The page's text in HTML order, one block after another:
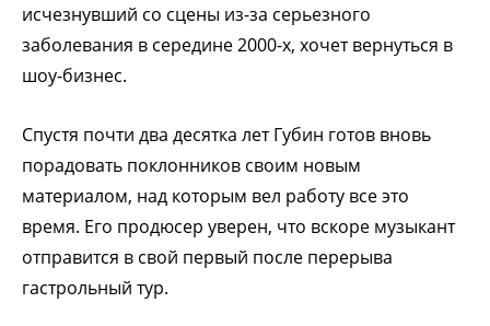
исчезнувший со сцены из-за серьезного
заболевания в середине 2000-х, хочет вернуться в
шоу-бизнес.
Спустя почти два десятка лет Губин готов вновь
порадовать поклонников своим новым
материалом, над которым вел работу все это
время. Его продюсер уверен, что вскоре музыкант
отправится в свой первый после перерыва
гастрольный тур.